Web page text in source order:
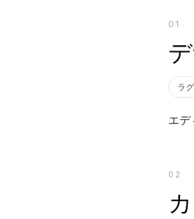
01
ラ
エデ
02